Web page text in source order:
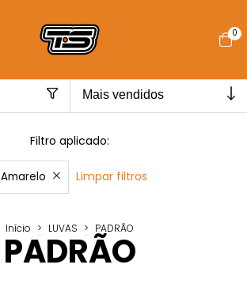
0
Filtro aplicado:
Amarelo Limpar filtros
Início > LUVAS > PADRÃO
PADRÃO